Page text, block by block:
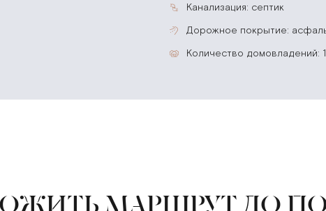
канализация: септик
дорожное покрытие:
количество домовладений:
МАРШРУТ ДО